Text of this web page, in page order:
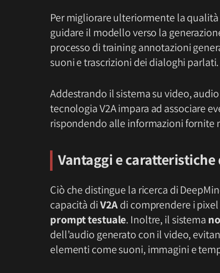
Per migliorare ulteriormente la
guidare il modello verso la
processo di training annotazioni
suoni e trascrizioni dei dialoghi parlati.
Addestrando il sistema su video,
tecnologia V2A impara ad associare
rispondendo alle informazioni fornite
Vantaggi e
Ciò che distingue la ricerca di
capacità diV2Adi comprendere i
prompt testuale. Inoltre, il sistema
dell’audio generato con il video,
elementi come suoni, immagini e